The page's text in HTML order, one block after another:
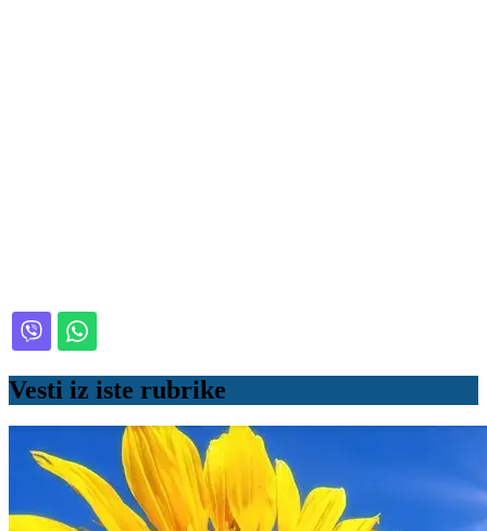
Vesti iz iste rubrike